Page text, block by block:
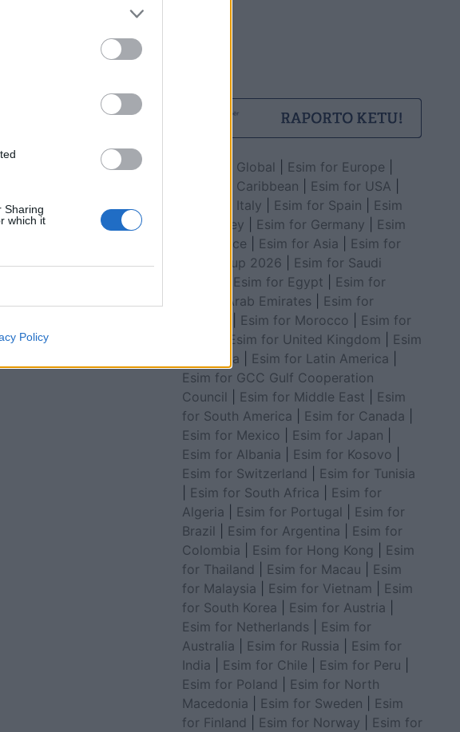
Sharing
which it
Policy
Esim for Global Esim for Europe
Esim for Caribbean
Esim for USA
Esim for Italy
Esim for Spain
Esim
for Turkey
Esim for Germany
Esim
for Greece
Esim for Asia
Esim for
World Cup 2026
Esim for Saudi
Esim for Egypt
Esim for
United Arab Emirates
Esim for
Esim for Morocco
Esim for
Esim for United Kingdom
Esim
for Africa
Esim for Latin America
Esim for GCC Gulf Cooperation
Council
Esim for Middle East
Esim
for South America
Esim for Canada
Esim for Mexico
Esim for Japan
Esim for Albania
Esim for Kosovo
Esim for Switzerland
Esim for Tunisia
Esim for South Africa
Esim for
Algeria
Esim for Portugal
Esim for
Brazil
Esim for Argentina
Esim for
Colombia
Esim for Hong Kong
Esim
for Thailand
Esim for Macau
Esim
for Malaysia
Esim for Vietnam
Esim
for South Korea
Esim for Austria
Esim for Netherlands
Esim for
Australia
Esim for Russia
Esim for
India
Esim for Chile Esim for Peru
Esim for Poland
Esim for North
Macedonia
Esim for Sweden
Esim
for Finland
Esim for Norway
Esim for